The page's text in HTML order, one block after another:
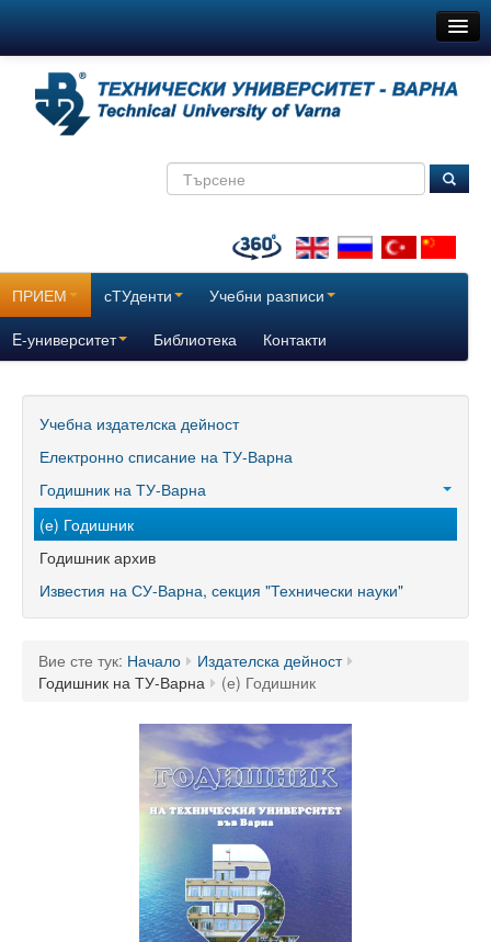
Новини
За нас
Поздравителни адреси
Отчетни доклади за дейността на ТУ – Варна
60 години ТУ - Варна
Програма 60 г.
Успели в науката и бизнеса
Поздравителни адреси
Тържество по случай празника на университета
Мандатна програма
Ръководство
ПРИЕМ сТУденти
Учебни разписи
E-университет
Библиотека Контакти
Учебна издателска дейност
Електронно списание на ТУ-Варна
Годишник на ТУ-Варна
(е) Годишник
Годишник архив
Известия на СУ-Варна, секция "Технически науки"
Вие сте тук: Начало
Издателска дейност
Годишник на ТУ-Варна
(е) Годишник